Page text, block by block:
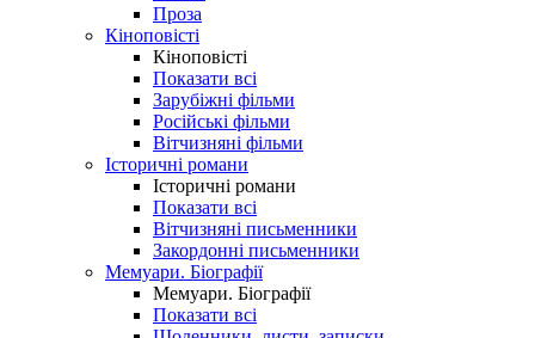
Проза
Кіноповісті
Кіноповісті
Показати всі
Зарубіжні фільми
Російські фільми
Вітчизняні фільми
Історичні романи
Історичні романи
Показати всі
Вітчизняні письменники
Закордонні письменники
Мемуари. Біографії
Мемуари. Біографії
Показати всі